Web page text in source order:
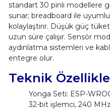
standart 30 pinli modellere
sunar; breadboard ile
kolaylaştırır. Düşük güç
uzun süre çalışır. Sensör
aydınlatma sistemleri ve
entegre olur.
Teknik
Yonga Seti: ESP-
32-bit işlemci, 240